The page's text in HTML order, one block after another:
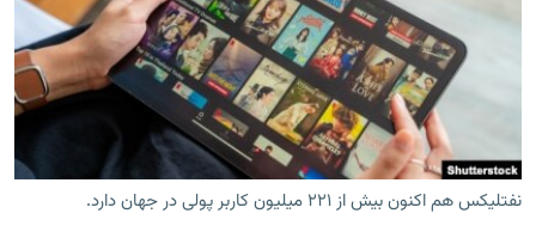
زبان‌های دیگر
نفتلیکس هم اکنون بیش از ۲۲۱ میلیون کاربر پولی در جهان دارد.